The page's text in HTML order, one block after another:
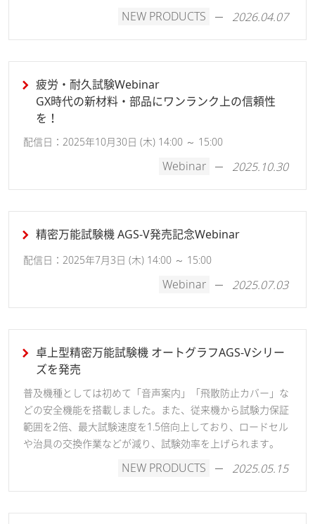
NEW PRODUCTS 2026.04.07
疲労・耐久試験Webinar
GX時代の新材料・部品にワンランク上の信頼性
を！
配信日：2025年10月30日 (木) 14:00 ～ 15:00
Webinar 2025.10.30
精密万能試験機 AGS-V発売記念Webinar
配信日：2025年7月3日 (木) 14:00 ～ 15:00
Webinar 2025.07.03
卓上型精密万能試験機 オートグラフAGS-Vシリー
ズを発売
普及機種としては初めて「音声案内」「飛散防止カバー」な
どの安全機能を搭載しました。また、従来機から試験力保証
範囲を2倍、最大試験速度を1.5倍向上しており、ロードセル
や治具の交換作業などが減り、試験効率を上げられます。
NEW PRODUCTS 2025.05.15